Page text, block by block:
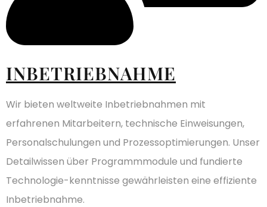
INBETRIEBNAHME
Wir bieten weltweite Inbetriebnahmen mit
erfahrenen Mitarbeitern, technische Einweisungen,
Personalschulungen und Prozessoptimierungen. Unser
Detailwissen über Programmmodule und fundierte
Technologie-kenntnisse gewährleisten eine effiziente
Inbetriebnahme.